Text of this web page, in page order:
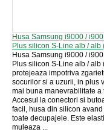
Husa Samsung i9000 /
Plus silicon S-Line alb / alb
Husa Samsung i9000 /
Plus silicon S-Line alb / alb
protejeaza impotriva
socurilor si a uzurii, in plus
mai buna manevrabilitate a
Accesul la conectori si
facil, husa din silicon
toate decupajele. Este
muleaza ...